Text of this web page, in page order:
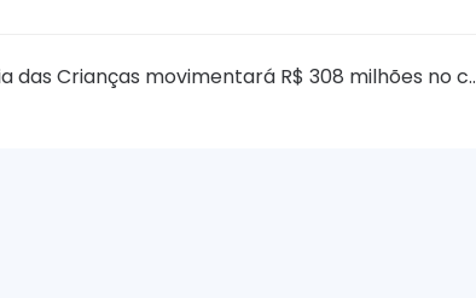
das Crianças movimentará R$ 308 milhões no c..